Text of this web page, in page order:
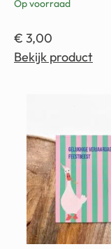
Op voorraad
€ 3,00
Bekijk product